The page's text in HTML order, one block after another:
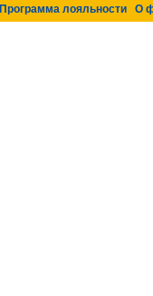
Программа лояльности О